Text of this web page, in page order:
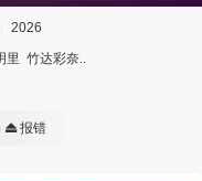
2026
里 竹达彩奈..
报错